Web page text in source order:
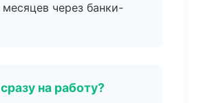
через банки-
на работу?